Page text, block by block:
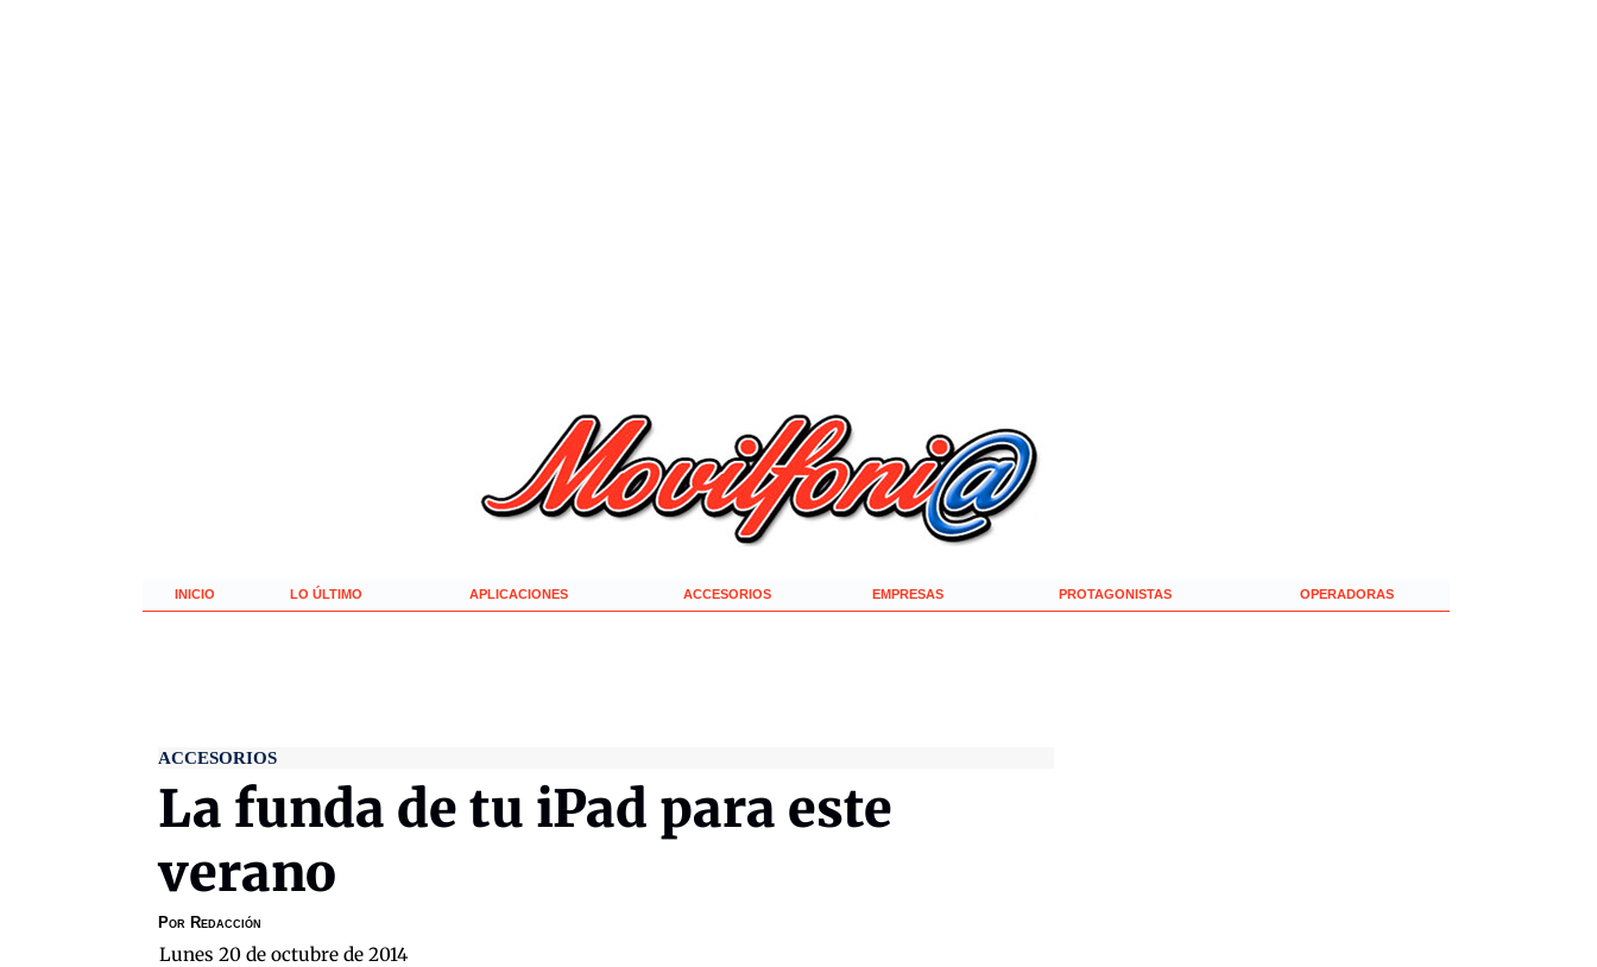
INICIO LO ÚLTIMO APLICACIONES ACCESORIOS EMPRESAS PROTAGONISTAS OPERADORAS
ACCESORIOS
La funda de tu iPad para este
verano
Por Redacción
lunes 20 de octubre de 2014